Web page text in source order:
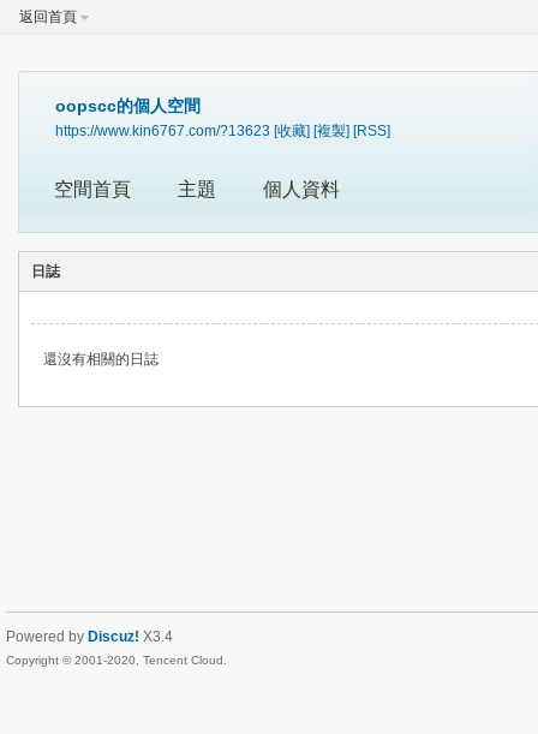
返回首頁
oopscc的個人空間
https://www.kin6767.com/?13623 [收藏] [複製] [RSS]
空間首頁 主題 個人資料
日誌
還沒有相關的日誌
Powered by Discuz! X3.4
Copyright © 2001-2020, Tencent Cloud.